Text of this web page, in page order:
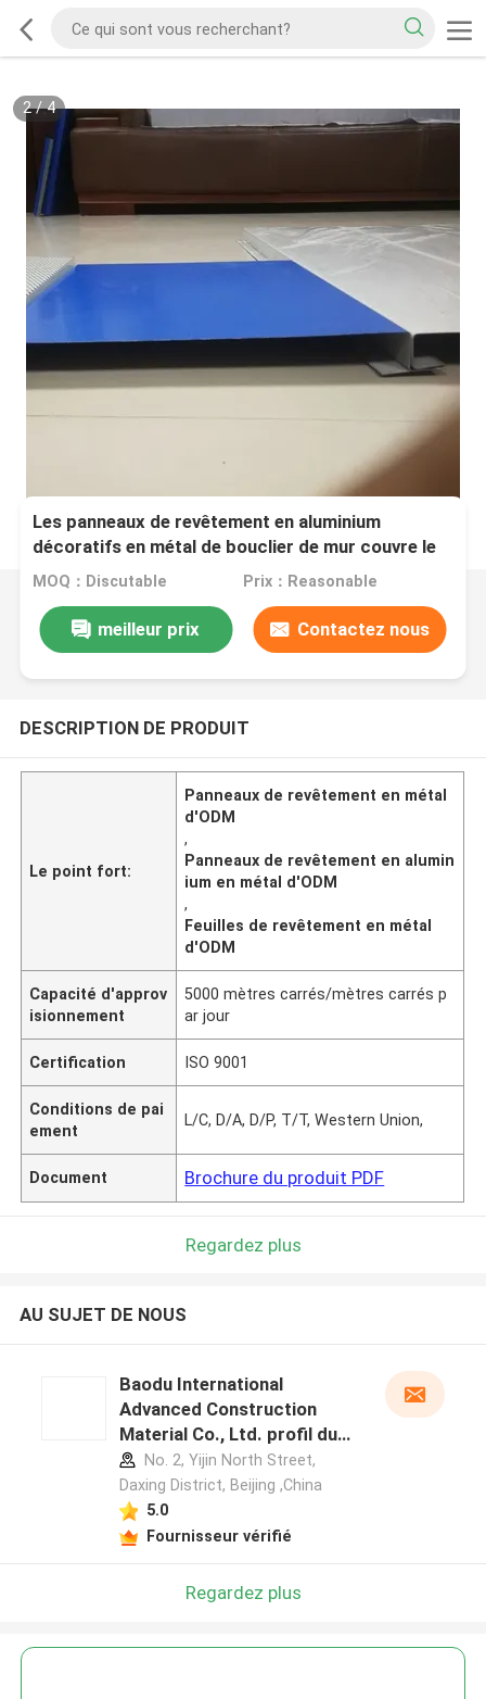
2/4
Les panneaux de revêtement en aluminium
décoratifs en métal de bouclier de mur couvre le
système extérieur
MOQ：Discutable Prix：Reasonable
meilleur prix Contactez nous
DESCRIPTION DE PRODUIT
Le point fort:
Panneaux de revêtement en métal
d'ODM
,
Panneaux de revêtement en alumin
ium en métal d'ODM
,
Feuilles de revêtement en métal
d'ODM
Capacité d'approv
isionnement
5000 mètres carrés/mètres carrés p
ar jour
Certification ISO 9001
Conditions de pai
ement
L/C, D/A, D/P, T/T, Western Union,
Document Brochure du produit PDF
Regardez plus
AU SUJET DE NOUS
Baodu International
Advanced Construction
Material Co., Ltd. profil du
fabricant
No. 2, Yijin North Street,
Daxing District, Beijing ,China
5.0
Fournisseur vérifié
Regardez plus